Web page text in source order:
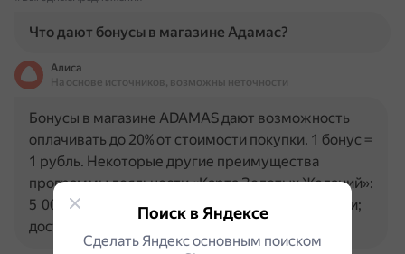
Что дают бонусы в магазине Адамас?
Алиса
На основе источников, возможны неточности
Бонусы в магазине ADAMAS дают возможность
оплачивать до 20% от стоимости покупки. 1 бонус =
1 рубль. Некоторые другие преимущества
программы лояльности «Карта Золотых Желаний»:
5 000 приветственных бонусов при регистрации;
доступ к персональным…
Поиск в Яндексе
Сделать Яндекс основным поиском